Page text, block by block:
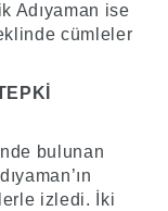
Adıyaman ise
cümleler
bulunan
izledi. İki